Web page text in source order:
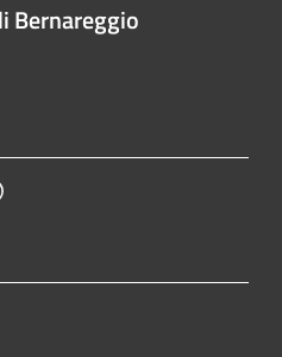
Bernareggio